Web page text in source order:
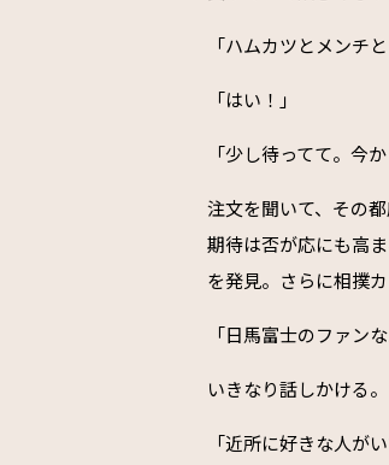
「ハムカツとメンチ
「はい！」
「少し待ってて。今
注文を聞いて、その
期待は否が応にも高
を発見。さらに相撲
「日馬富士のファン
いきなり話しかける。
「近所に好きな人が